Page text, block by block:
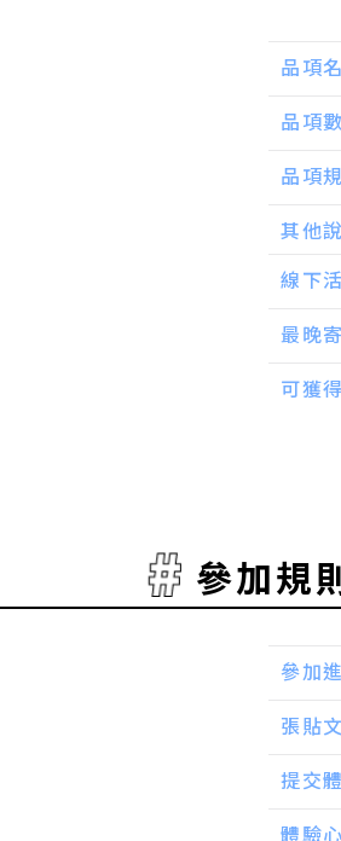
品項
品項
品項
其他
線下
最晚
可獲
參加規
參加
張貼
提交
體驗